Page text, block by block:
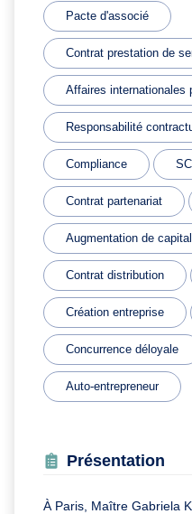
Pacte d'associé
Contrat prestation de
Affaires internationales
Responsabilité
Compliance SCI
Contrat partenariat
Augmentation de capital
Contrat distribution
Création entreprise
Concurrence déloyale
Auto-entrepreneur
Présentation
À Paris, Maître Gabriela